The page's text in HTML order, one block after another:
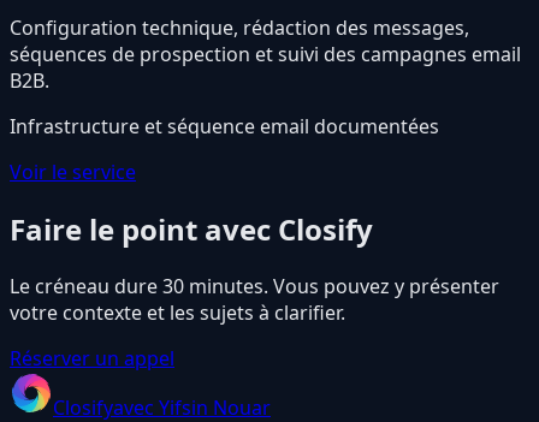
Configuration technique, rédaction des messages,
séquences de prospection et suivi des campagnes email
B2B.
Infrastructure et séquence email documentées
Voir le service
Faire le point avec Closify
Le créneau dure 30 minutes. Vous pouvez y présenter
votre contexte et les sujets à clarifier.
Réserver un appel
Closifyavec Yifsin Nouar